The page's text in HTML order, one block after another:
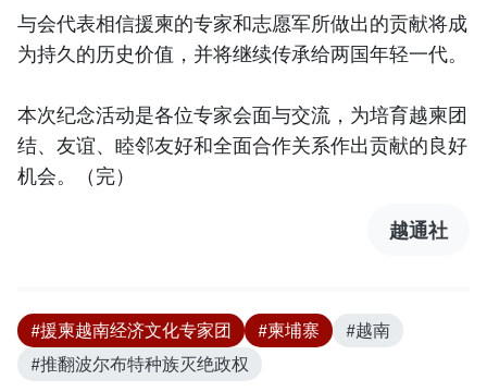
与会代表相信援柬的专家和志愿军所做出的贡献将成
为持久的历史价值，并将继续传承给两国年轻一代。
本次纪念活动是各位专家会面与交流，为培育越柬团
结、友谊、睦邻友好和全面合作关系作出贡献的良好
机会。（完）
越通社
#援柬越南经济文化专家团 #柬埔寨
#越南
#推翻波尔布特种族灭绝政权